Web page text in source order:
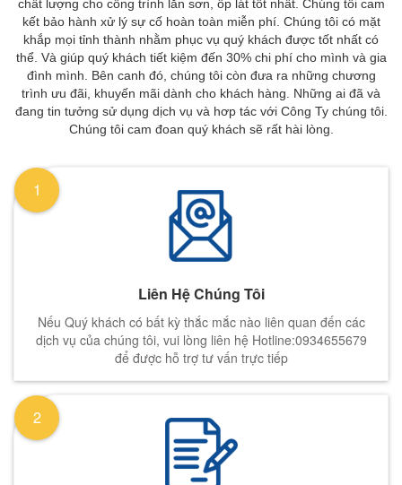
chất lượng cho công trình lăn sơn, ốp lát tốt nhất. Chúng tôi cam
kết bảo hành xử lý sự cố hoàn toàn miễn phí. Chúng tôi có mặt
khắp mọi tỉnh thành nhằm phục vụ quý khách được tốt nhất có
thể. Và giúp quý khách tiết kiệm đến 30% chi phí cho mình và gia
đình mình. Bên canh đó, chúng tôi còn đưa ra những chương
trình ưu đãi, khuyến mãi dành cho khách hàng. Những ai đã và
đang tin tưởng sử dụng dịch vụ và hơp tác với Công Ty chúng tôi.
Chúng tôi cam đoan quý khách sẽ rất hài lòng.
Liên Hệ Chúng Tôi
Nếu Quý khách có bất kỳ thắc mắc nào liên quan đến các
dịch vụ của chúng tôi, vui lòng liên hệ Hotline:0934655679
để được hỗ trợ tư vấn trực tiếp
1
2